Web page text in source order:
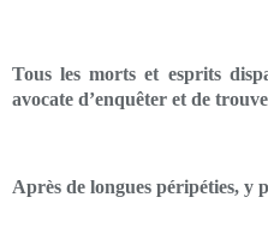
Tous les morts et esprits
avocate d’enquêter et de
Après de longues péripéties, y